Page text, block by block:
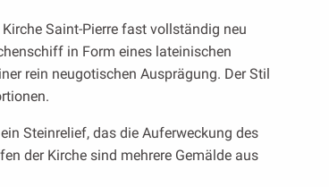
Saint-Pierre fast vollständig neu
in Form eines lateinischen
rein neugotischen Ausprägung. Der Stil
Steinrelief, das die Auferweckung des
der Kirche sind mehrere Gemälde aus